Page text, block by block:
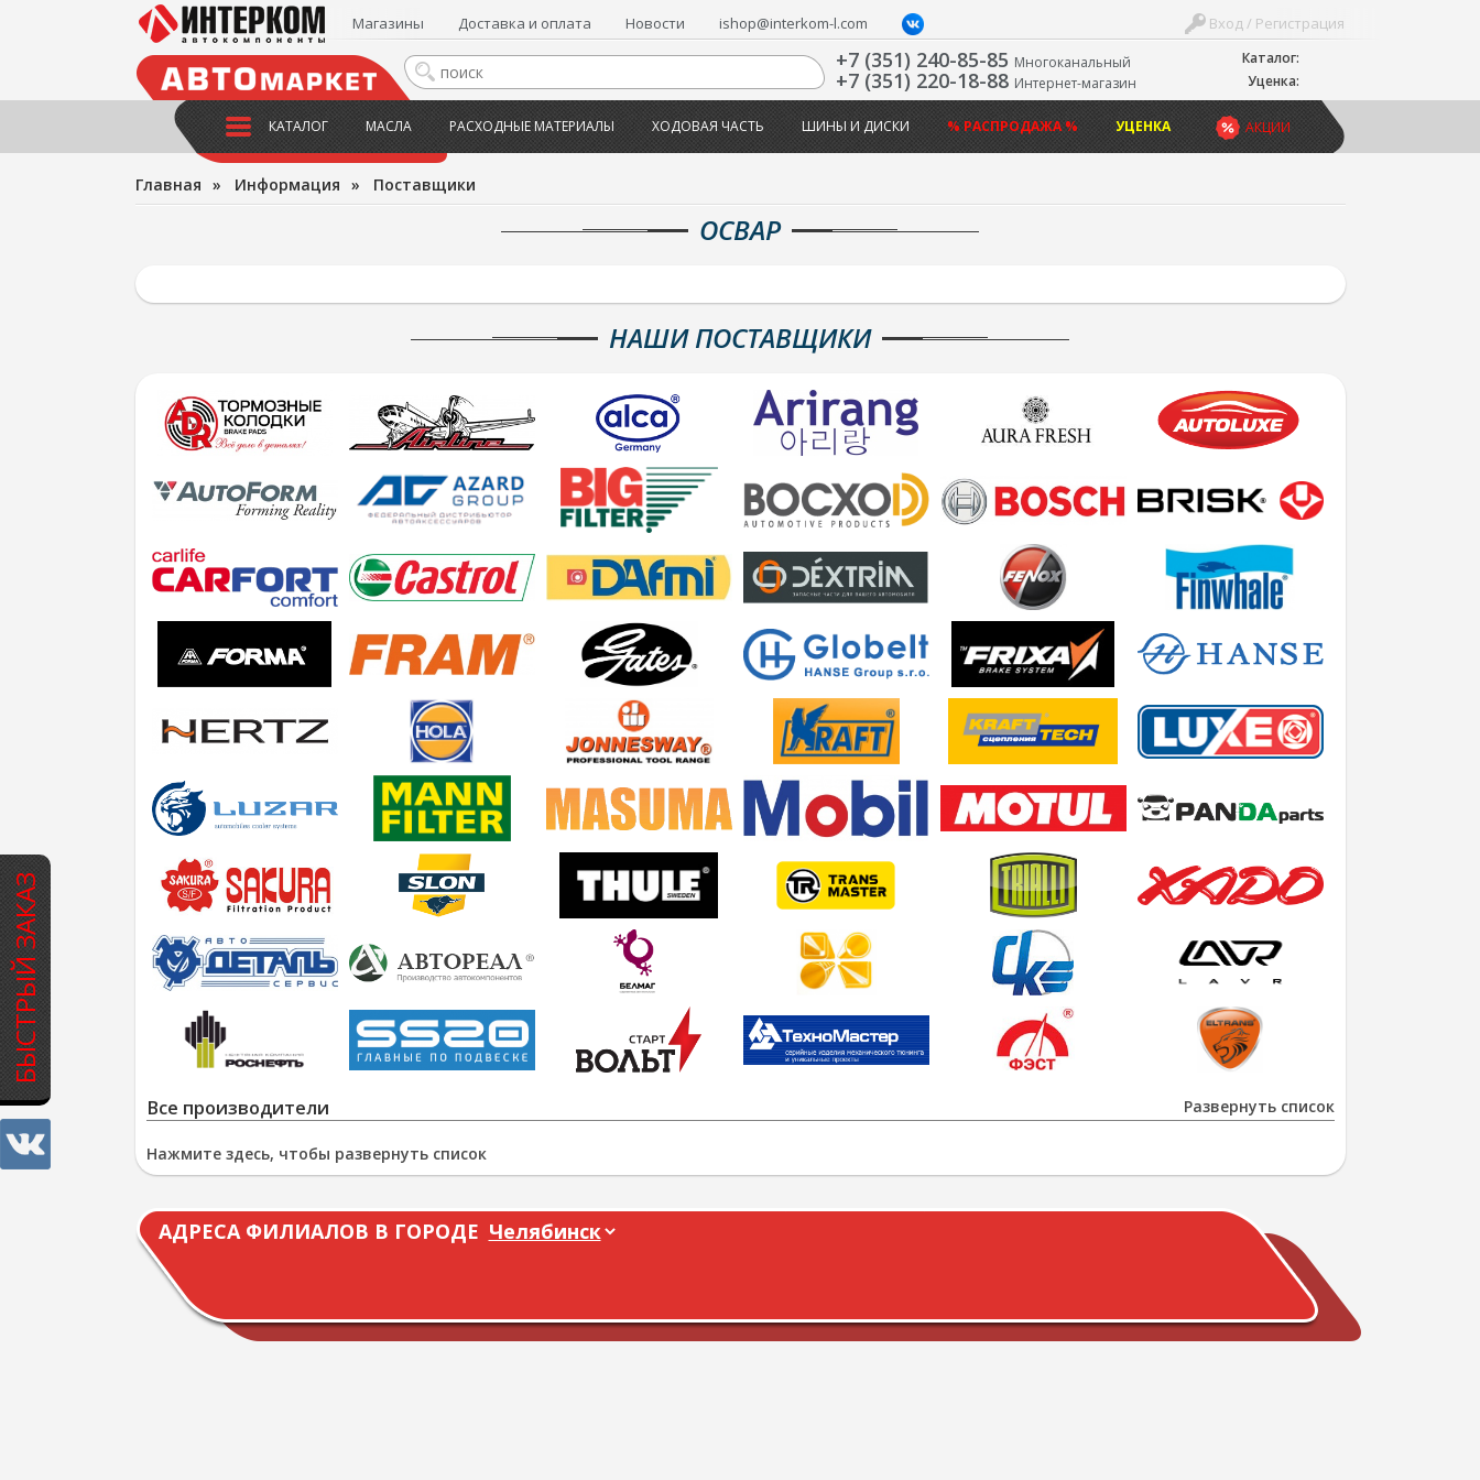
БЫСТРЫЙ ЗАКАЗ
Каталог:
Уценка:
Вход / Регистрация
Магазины Доставка и оплата Новости ishop@interkom-l.com
+7 (351) 240-85-85 Многоканальный
+7 (351) 220-18-88 Интернет-магазин
АКЦИИ
КАТАЛОГ МАСЛА РАСХОДНЫЕ МАТЕРИАЛЫ ХОДОВАЯ ЧАСТЬ ШИНЫ И ДИСКИ % РАСПРОДАЖА % УЦЕНКА
Главная » Информация » Поставщики
ОСВАР
НАШИ ПОСТАВЩИКИ
Развернуть список
Все производители
Нажмите здесь, чтобы развернуть список
АДРЕСА ФИЛИАЛОВ В ГОРОДЕ